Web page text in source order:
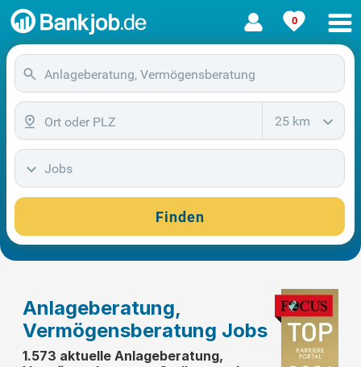
0
25 km
Jobs
Finden
Anlageberatung,
Vermögensberatung Jobs
1.573 aktuelle Anlageberatung,